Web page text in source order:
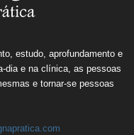
estudo, aprofundamento e
dia e na clínica, as pessoas
e tornar-se pessoas